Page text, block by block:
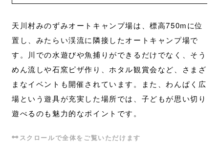
天川村みのずみオートキャンプ場は、標高750mに位
置し、みたらい渓流に隣接したオートキャンプ場で
す。川での水遊びや魚捕りができるだけでなく、そう
めん流しや石窯ピザ作り、ホタル観賞会など、さまざ
まなイベントも開催されています。また、わんぱく広
場という遊具が充実した場所では、子どもが思い切り
遊べるのも魅力的なポイントです。